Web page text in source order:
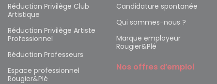
Réduction Privilège Club
Artistique
Réduction Privilège Artiste
Professionnel
Réduction Professeurs
Espace professionnel
Rougier&Plé
Candidature spontanée
Qui sommes-nous ?
Marque employeur
Rougier&Plé
Nos offres d’emploi